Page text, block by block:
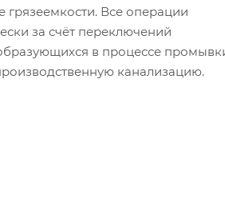
грязеемкости. Все операции
за счёт переключений
в процессе
канализацию.